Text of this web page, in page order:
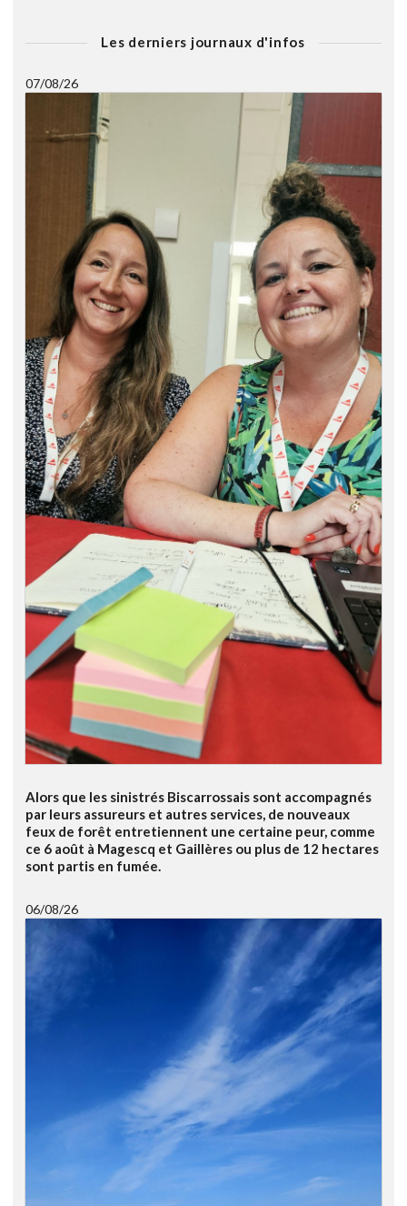
Les derniers journaux d'infos
07/08/26
Alors que les sinistrés Biscarrossais sont accompagnés
par leurs assureurs et autres services, de nouveaux
feux de forêt entretiennent une certaine peur, comme
ce 6 août à Magescq et Gaillères ou plus de 12 hectares
sont partis en fumée.
06/08/26